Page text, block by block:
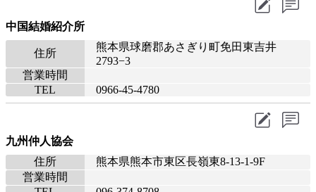
中国結婚紹介所
住所
熊本県球磨郡あさぎり町免田東吉井
2793−3
営業時間
TEL
0966-45-4780
九州仲人協会
住所
熊本県熊本市東区長嶺東8-13-1-9F
営業時間